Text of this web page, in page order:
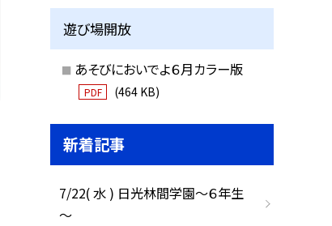
遊び場開放
あそびにおいでよ６月カラー版
PDF (464 KB)
新着記事
7/22( 水 ) 日光林間学園～６年生
～